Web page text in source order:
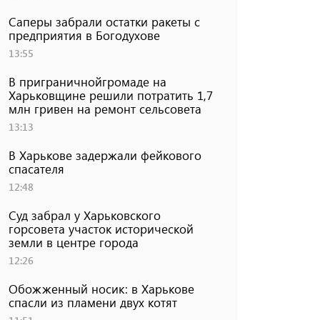
Саперы забрали остатки ракеты с
предприятия в Богодухове
13:55
В приграничнойгромаде на
Харьковщине решили потратить 1,7
млн ​​гривен на ремонт сельсовета
13:13
В Харькове задержали фейкового
спасателя
12:48
Суд забрал у Харьковского
горсовета участок исторической
земли в центре города
12:26
Обожженный носик: в Харькове
спасли из пламени двух котят